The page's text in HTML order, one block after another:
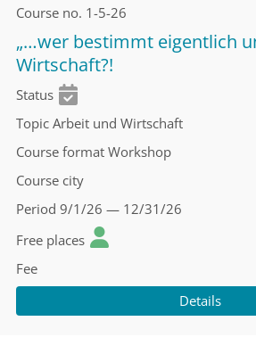
Course no. 1-5-26
„…wer bestimmt eigentlich
Wirtschaft?!
Status
Topic Arbeit und Wirtschaft
Course format Workshop
Course city
Period 9/1/26 — 12/31/26
Free places
Fee
Details